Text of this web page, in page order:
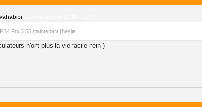
Pro 3.55 maintenant j'hésite
n'ont plus la vie facile hein )